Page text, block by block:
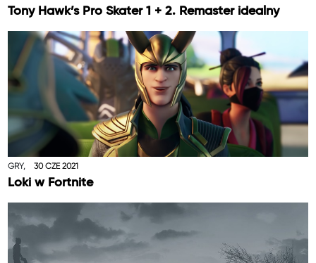
Tony Hawk’s Pro Skater 1 + 2. Remaster idealny
GRY, 30 CZE 2021
Loki w Fortnite